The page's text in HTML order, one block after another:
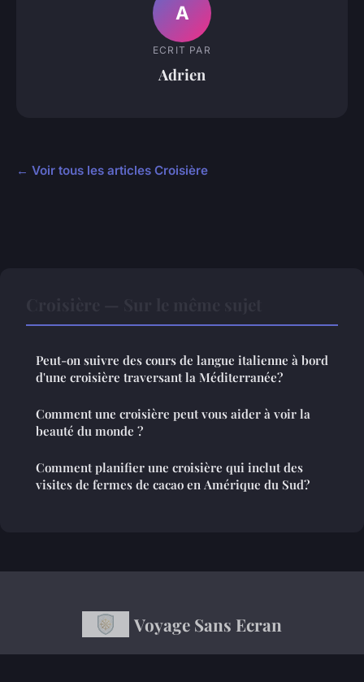
A
ECRIT PAR
Adrien
← Voir tous les articles Croisière
Peut-on suivre des cours de langue italienne à bord
d'une croisière traversant la Méditerranée?
Comment une croisière peut vous aider à voir la
beauté du monde ?
Comment planifier une croisière qui inclut des
visites de fermes de cacao en Amérique du Sud?
Voyage Sans Ecran